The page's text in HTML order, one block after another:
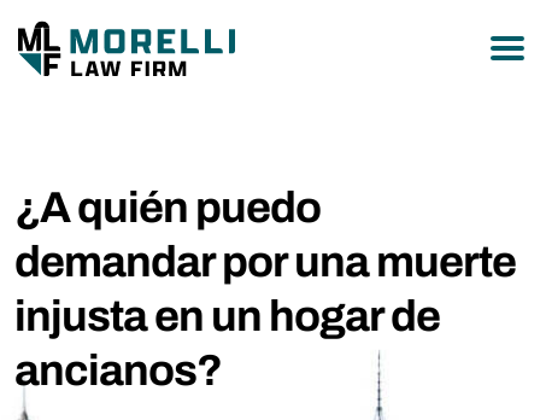
¿A quién puedo
demandar por una muerte
injusta en un hogar de
ancianos?